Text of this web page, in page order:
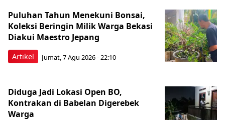
Artikel
Puluhan Tahun Menekuni Bonsai,
Koleksi Beringin Milik Warga Bekasi
Diakui Maestro Jepang
Jumat, 7 Agu 2026 - 22:10
Diduga Jadi Lokasi Open BO,
Kontrakan di Babelan Digerebek
Warga